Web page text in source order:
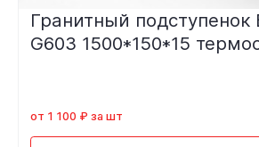
Гранитный подступенок Белла Вайт
G603 1500*150*15
от 1 100 ₽ за шт